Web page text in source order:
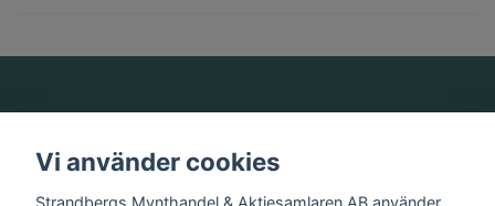
Vi använder cookies
Strandbergs Mynthandel & Aktiesamlaren AB använder